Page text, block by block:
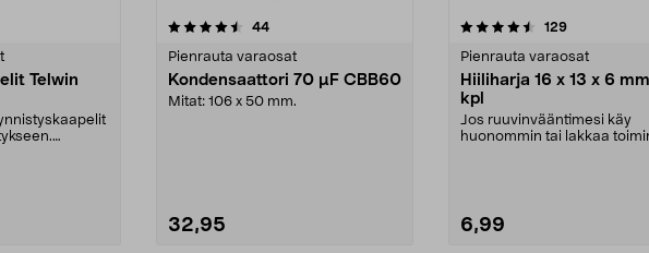
Telwin
1250/150
44arvostelut
Pienrauta varaosat
Kondensaattori 70 µF CBB60
Mitat: 106 x 50 mm.
32,95
4.5 viidestä
129arvostelut
Pienrauta varaosat
Hiiliharja 16 x 13 x 6
kpl
Jos ruuvinvääntimesi käy
huonommin tai lakkaa
6,99
4.0 viidestä